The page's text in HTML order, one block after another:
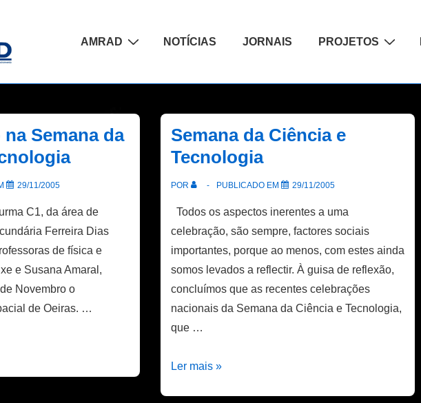
Navegação
AMRAD NOTÍCIAS JORNAIS PROJETOS
Semana da
29/11/2005
C1, da área de
Ferreira Dias
de física e
e Susana Amaral,
Novembro o
de Oeiras. …
Semana da Ciência e
Tecnologia
POR PUBLICADO EM 29/11/2005
Todos os aspectos inerentes a uma
celebração, são sempre, factores sociais
importantes, porque ao menos, com estes ainda
somos levados a reflectir. À guisa de reflexão,
concluímos que as recentes celebrações
nacionais da Semana da Ciência e Tecnologia,
que …
Semana
Ler mais »